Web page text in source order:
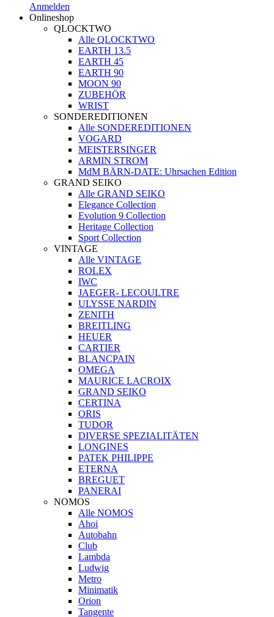
Anmelden
Onlineshop
QLOCKTWO
Alle QLOCKTWO
EARTH 13.5
EARTH 45
EARTH 90
MOON 90
ZUBEHÖR
WRIST
SONDEREDITIONEN
Alle SONDEREDITIONEN
VOGARD
MEISTERSINGER
ARMIN STROM
MdM BÄRN-DATE: Uhrsachen Edition
GRAND SEIKO
Alle GRAND SEIKO
Elegance Collection
Evolution 9 Collection
Heritage Collection
Sport Collection
VINTAGE
Alle VINTAGE
ROLEX
IWC
JAEGER- LECOULTRE
ULYSSE NARDIN
ZENITH
BREITLING
HEUER
CARTIER
BLANCPAIN
OMEGA
MAURICE LACROIX
GRAND SEIKO
CERTINA
ORIS
TUDOR
DIVERSE SPEZIALITÄTEN
LONGINES
PATEK PHILIPPE
ETERNA
BREGUET
PANERAI
NOMOS
Alle NOMOS
Ahoi
Autobahn
Club
Lambda
Ludwig
Metro
Minimatik
Orion
Tangente